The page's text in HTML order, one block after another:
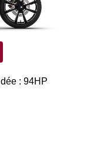
: 94HP